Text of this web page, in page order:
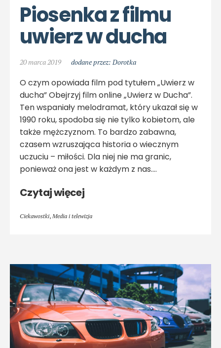
Piosenka z filmu
uwierz w ducha
20 marca 2019 dodane przez: Dorotka
O czym opowiada film pod tytułem „Uwierz w
ducha” Obejrzyj film online „Uwierz w Ducha”.
Ten wspaniały melodramat, który ukazał się w
1990 roku, spodoba się nie tylko kobietom, ale
także mężczyznom. To bardzo zabawna,
czasem wzruszająca historia o wiecznym
uczuciu – miłości. Dla niej nie ma granic,
ponieważ ona jest w każdym z nas.…
Czytaj więcej
Ciekawostki, Media i telewizja